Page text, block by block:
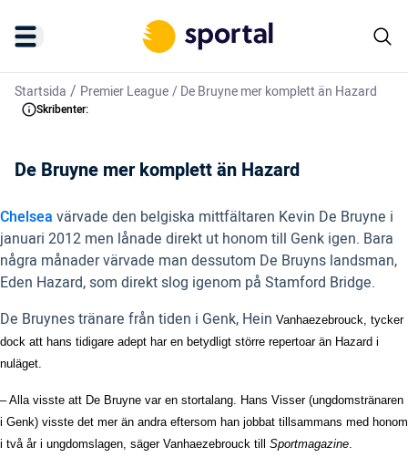
Startsida / Premier League/De Bruyne mer komplett än Hazard
Skribenter:
De Bruyne mer komplett än Hazard
Chelsea värvade den belgiska mittfältaren Kevin De Bruyne i
januari 2012 men lånade direkt ut honom till Genk igen. Bara
några månader värvade man dessutom De Bruyns landsman,
Eden Hazard, som direkt slog igenom på Stamford Bridge.
De Bruynes tränare från tiden i Genk, Hein Vanhaezebrouck, tycker
dock att hans tidigare adept har en betydligt större repertoar än Hazard i
nuläget.
– Alla visste att De Bruyne var en stortalang. Hans Visser (ungdomstränaren
i Genk) visste det mer än andra eftersom han jobbat tillsammans med honom
i två år i ungdomslagen, säger Vanhaezebrouck till Sportmagazine.